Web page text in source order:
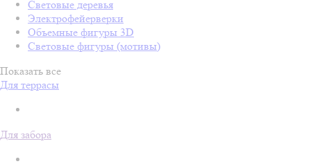
Световые деревья
Электрофейерверки
Объемные фигуры 3D
Световые фигуры (мотивы)
Показать все
Для террасы
Для забора